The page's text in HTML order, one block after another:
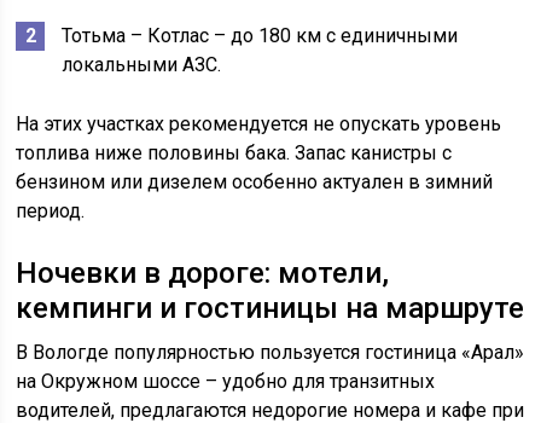
Тотьма – Котлас – до 180 км с единичными
локальными АЗС.
На этих участках рекомендуется не опускать уровень
топлива ниже половины бака. Запас канистры с
бензином или дизелем особенно актуален в зимний
период.
Ночевки в дороге: мотели,
кемпинги и гостиницы на маршруте
В Вологде популярностью пользуется гостиница «Арал»
на Окружном шоссе – удобно для транзитных
водителей, предлагаются недорогие номера и кафе при